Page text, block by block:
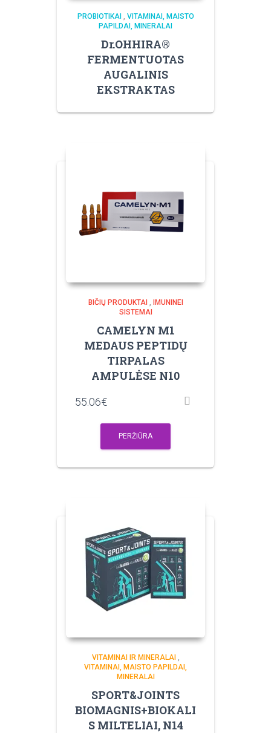
PROBIOTIKAI, VITAMINAI, MAISTO
PAPILDAI, MINERALAI
Dr.OHHIRA®
FERMENTUOTAS
AUGALINIS
EKSTRAKTAS
BIČIŲ PRODUKTAI
IMUNINEI
SISTEMAI
CAMELYN M1
MEDAUS PEPTIDŲ
TIRPALAS
AMPULĖSE N10
55.06€
PERŽIŪRA
VITAMINAI IR MINERALAI,
VITAMINAI, MAISTO PAPILDAI,
MINERALAI
SPORT&JOINTS
BIOMAGNIS+BIOKALI
S MILTELIAI, N14